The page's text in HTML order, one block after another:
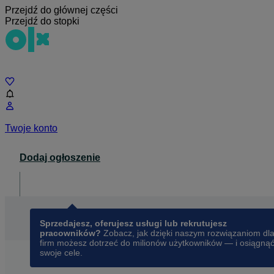
Przejdź do głównej części
Przejdź do stopki
Twoje konto
Dodaj ogłoszenie
Sprzedajesz, oferujesz usługi lub rekrutujesz
pracowników? Zobacz, jak dzięki naszym rozwiązaniom dla
firm możesz dotrzeć do milionów użytkowników — i osiągnąć
swoje cele.